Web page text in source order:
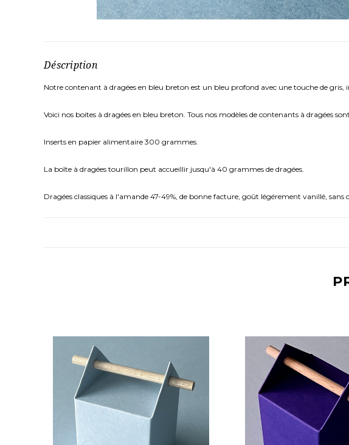
Déscription
Notre contenant à dragées en bleu breton est un bleu profond avec une touche de gris,
Voici nos boites à dragées en bleu breton. Tous nos modèles de contenants à dragées
Inserts en papier alimentaire 300 grammes.
La boîte à dragées tourillon peut accueillir jusqu'à 40 grammes de dragées.
Dragées classiques à l'amande 47-49%, de bonne facture, goût légérement vanillé, sans